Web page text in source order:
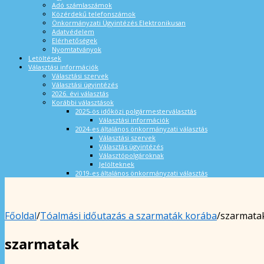
Adó számlaszámok
Közérdekű telefonszámok
Önkormányzati Ügyintézés Elektronikusan
Adatvédelem
Elérhetőségek
Nyomtatványok
Letöltések
Választási információk
Választási szervek
Választási ügyintézés
2026. évi választás
Korábbi választások
2025-ös időközi polgármesterválasztás
Választási információk
2024-es általános önkormányzati választás
Választási szervek
Választás ügyintézés
Választópolgároknak
Jelölteknek
2019-es általános önkormányzati választás
Főoldal/Tóalmási időutazás a szarmaták korába/
szarmatak